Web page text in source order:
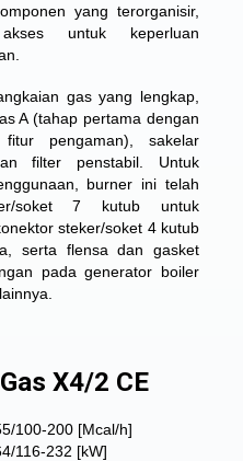
yang terorganisir,
untuk keperluan
gas yang lengkap,
A (tahap pertama dengan
pengaman), sakelar
filter penstabil. Untuk
burner ini telah
soket 7 kutub untuk
steker/soket 4 kutub
serta flensa dan gasket
pada generator boiler
X4/2 CE
100-200 [Mcal/h]
116-232 [kW]